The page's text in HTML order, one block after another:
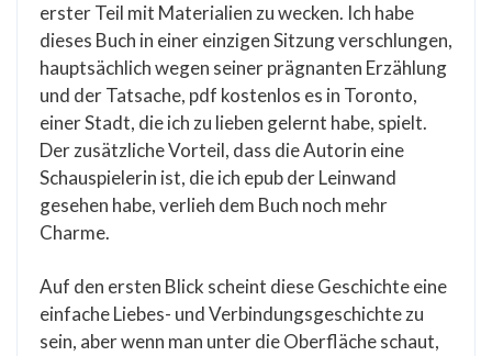
erster Teil mit Materialien zu wecken. Ich habe
dieses Buch in einer einzigen Sitzung verschlungen,
hauptsächlich wegen seiner prägnanten Erzählung
und der Tatsache, pdf kostenlos es in Toronto,
einer Stadt, die ich zu lieben gelernt habe, spielt.
Der zusätzliche Vorteil, dass die Autorin eine
Schauspielerin ist, die ich epub der Leinwand
gesehen habe, verlieh dem Buch noch mehr
Charme.
Auf den ersten Blick scheint diese Geschichte eine
einfache Liebes- und Verbindungsgeschichte zu
sein, aber wenn man unter die Oberfläche schaut,